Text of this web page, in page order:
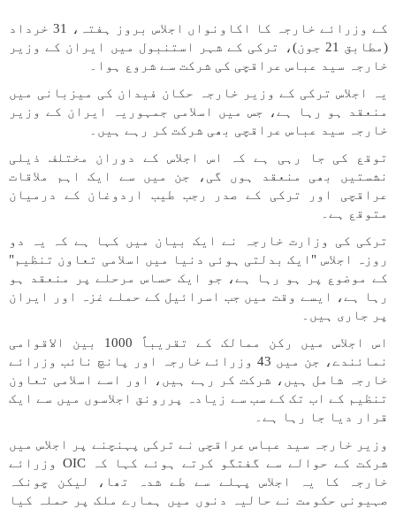
کے وزرائے خارجہ کا اکاونواں اجلاس بروز ہفتہ، 31 خرداد
(مطابق 21 جون)، ترکی کے شہر استنبول میں ایران کے وزیر
خارجہ سید عباس عراقچی کی شرکت سے شروع ہوا۔
یہ اجلاس ترکی کے وزیر خارجہ حکان فیدان کی میزبانی میں
منعقد ہو رہا ہے، جس میں اسلامی جمہوریہ ایران کے وزیر
خارجہ سید عباس عراقچی بھی شرکت کر رہے ہیں۔
توقع کی جا رہی ہے کہ اس اجلاس کے دوران مختلف ذیلی
نشستیں بھی منعقد ہوں گی، جن میں سے ایک اہم ملاقات
عراقچی اور ترکی کے صدر رجب طیب اردوغان کے درمیان
متوقع ہے۔
ترکی کی وزارت خارجہ نے ایک بیان میں کہا ہے کہ یہ دو
روزہ اجلاس "ایک بدلتی ہوئی دنیا میں اسلامی تعاون تنظیم"
کے موضوع پر ہو رہا ہے، جو ایک حساس مرحلے پر منعقد ہو
رہا ہے، ایسے وقت میں جب اسرائیل کے حملے غزہ اور ایران
پر جاری ہیں۔
اس اجلاس میں رکن ممالک کے تقریباً 1000 بین الاقوامی
نمائندے، جن میں 43 وزرائے خارجہ اور پانچ نائب وزرائے
خارجہ شامل ہیں، شرکت کر رہے ہیں، اور اسے اسلامی تعاون
تنظیم کے اب تک کے سب سے زیادہ پررونق اجلاسوں میں سے ایک
قرار دیا جا رہا ہے۔
وزیر خارجہ سید عباس عراقچی نے ترکی پہنچنے پر اجلاس میں
شرکت کے حوالے سے گفتگو کرتے ہوئے کہا کہ OIC وزرائے
خارجہ کا یہ اجلاس پہلے سے طے شدہ تھا، لیکن چونکہ
صہیونی حکومت نے حالیہ دنوں میں ہمارے ملک پر حملہ کیا